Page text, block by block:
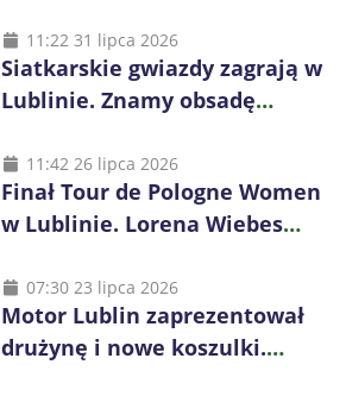
11:22 31 lipca 2026
Siatkarskie gwiazdy zagrają w
Lublinie. Znamy obsadę
11:42 26 lipca 2026
Finał Tour de Pologne Women
w Lublinie. Lorena Wiebes
07:30 23 lipca 2026
Motor Lublin zaprezentował
drużynę i nowe koszulki.